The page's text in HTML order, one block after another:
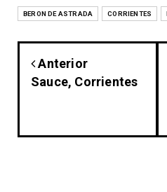
BERON DE ASTRADA CORRIENTES
Anterior
Sauce, Corrientes